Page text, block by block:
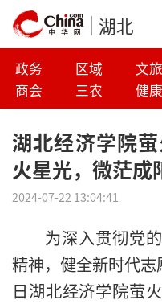
湖北
政务 区域 文旅
商会
三农 健康
湖北经济学院
火星光，微茫成
2024-07-22 13:04:41
为深入贯彻党
精神，健全新时代
日湖北经济学院萤